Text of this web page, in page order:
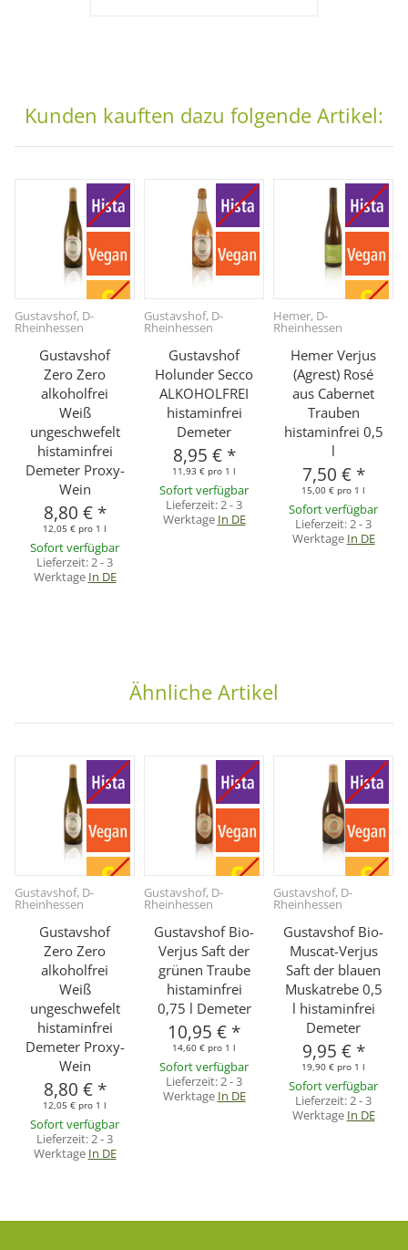
Kunden kauften dazu folgende Artikel:
Gustavshof, D-
Rheinhessen
Gustavshof
Zero Zero
alkoholfrei
Weiß
ungeschwefelt
histaminfrei
Demeter Proxy-
Wein
8,80 € *
12,05 € pro 1 l
Sofort verfügbar
Lieferzeit:2 - 3
Werktage In DE
Gustavshof, D-
Rheinhessen
Gustavshof
Holunder Secco
ALKOHOLFREI
histaminfrei
Demeter
8,95 € *
11,93 € pro 1 l
Sofort verfügbar
Lieferzeit:2 - 3
Werktage In DE
Hemer, D-
Rheinhessen
Hemer Verjus
(Agrest) Rosé
aus Cabernet
Trauben
histaminfrei 0,5
l
7,50 € *
15,00 € pro 1 l
Sofort verfügbar
Lieferzeit:2 - 3
Werktage In DE
Ähnliche Artikel
Gustavshof, D-
Rheinhessen
Gustavshof
Zero Zero
alkoholfrei
Weiß
ungeschwefelt
histaminfrei
Demeter Proxy-
Wein
8,80 € *
12,05 € pro 1 l
Sofort verfügbar
Lieferzeit:2 - 3
Werktage In DE
Gustavshof, D-
Rheinhessen
Gustavshof Bio-
Verjus Saft der
grünen Traube
histaminfrei
0,75 l Demeter
10,95 € *
14,60 € pro 1 l
Sofort verfügbar
Lieferzeit:2 - 3
Werktage In DE
Gustavshof, D-
Rheinhessen
Gustavshof Bio-
Muscat-Verjus
Saft der blauen
Muskatrebe 0,5
l histaminfrei
Demeter
9,95 € *
19,90 € pro 1 l
Sofort verfügbar
Lieferzeit:2 - 3
Werktage In DE